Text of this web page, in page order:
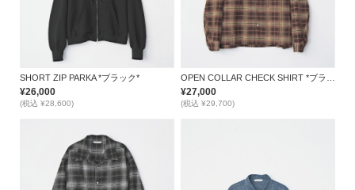
SHORT ZIP PARKA *ブラック*
¥26,000
(税込 ¥28,600)
OPEN COLLAR CHECK SHIRT *ブラウン*
¥27,000
(税込 ¥29,700)